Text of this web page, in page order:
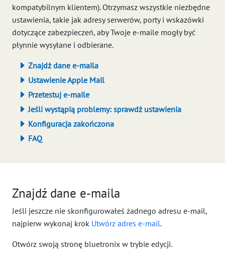
kompatybilnym klientem). Otrzymasz wszystkie niezbędne
ustawienia, takie jak adresy serwerów, porty i wskazówki
dotyczące zabezpieczeń, aby Twoje e-maile mogły być
płynnie wysyłane i odbierane.
Znajdź dane e-maila
Ustawienie Apple Mail
Przetestuj e-maile
Jeśli wystąpią problemy: sprawdź ustawienia
Konfiguracja zakończona
FAQ
Znajdź dane e-maila
Jeśli jeszcze nie skonfigurowałeś żadnego adresu e-mail,
najpierw wykonaj krok Utwórz adres e-mail.
Otwórz swoją stronę bluetronix w trybie edycji.